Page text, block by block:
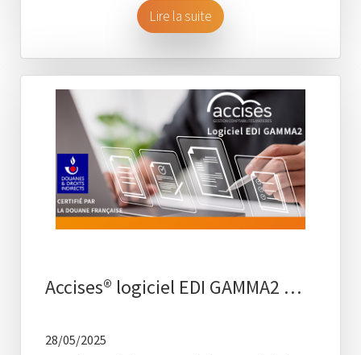
Lire la suite
Accises® logiciel EDI GAMMA2 …
28/05/2025